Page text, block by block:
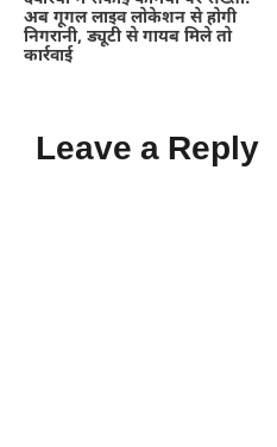
अब गूगल लाइव लोकेशन से होगी
निगरानी, ड्यूटी से गायब मिले तो
कार्रवाई
Leave a Reply